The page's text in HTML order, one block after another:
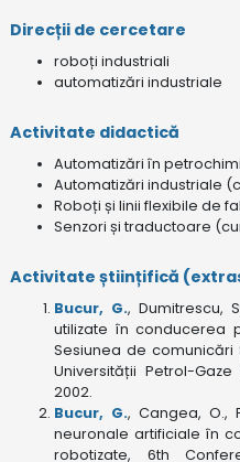
Direcții de cercetare
roboți industriali
automatizări industriale
Activitate didactică
Automatizări în
Automatizări industriale
Roboți și linii flexibile de
Senzori și traductoare
Activitate științifică
Bucur, G., Dumitrescu,
utilizate în conducerea
Sesiunea de
Universității Petrol-
2002.
Bucur, G., Cangea, O.,
neuronale artificiale în
robotizate, 6th